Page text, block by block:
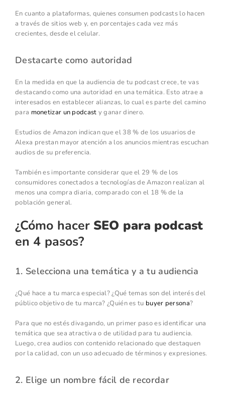
En cuanto a plataformas, quienes consumen podcasts lo hacen
a través de sitios web y, en porcentajes cada vez más
crecientes, desde el celular.
Destacarte como autoridad
En la medida en que la audiencia de tu podcast crece, te vas
destacando como una autoridad en una temática. Esto atrae a
interesados en establecer alianzas, lo cual es parte del camino
para monetizar un podcast y ganar dinero.
Estudios de Amazon indican que el 38 % de los usuarios de
Alexa prestan mayor atención a los anuncios mientras escuchan
audios de su preferencia.
También es importante considerar que el 29 % de los
consumidores conectados a tecnologías de Amazon realizan al
menos una compra diaria, comparado con el 18 % de la
población general.
¿Cómo hacer SEO para podcast
en 4 pasos?
1. Selecciona una temática y a tu audiencia
¿Qué hace a tu marca especial? ¿Qué temas son del interés del
público objetivo de tu marca? ¿Quién es tu buyer persona?
Para que no estés divagando, un primer paso es identificar una
temática que sea atractiva o de utilidad para tu audiencia.
Luego, crea audios con contenido relacionado que destaquen
por la calidad, con un uso adecuado de términos y expresiones.
2. Elige un nombre fácil de recordar